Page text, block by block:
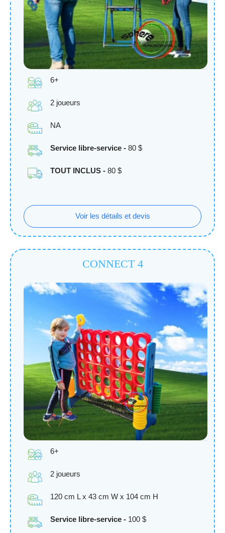
6+
2 joueurs
NA
Service libre-service - 80 $
TOUT INCLUS - 80 $
Voir les détails et devis
CONNECT 4
6+
2 joueurs
120 cm L x 43 cm W x 104 cm H
Service libre-service - 100 $